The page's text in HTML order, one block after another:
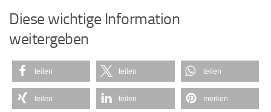
Diese wichtige Information
weitergeben
teilen teilen teilen
teilen teilen merken